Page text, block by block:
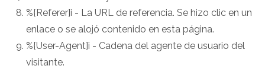
%{Referer]i - La URL de referencia. Se hizo clic en un
enlace o se alojó contenido en esta página.
%{User-Agent]i - Cadena del agente de usuario del
visitante.